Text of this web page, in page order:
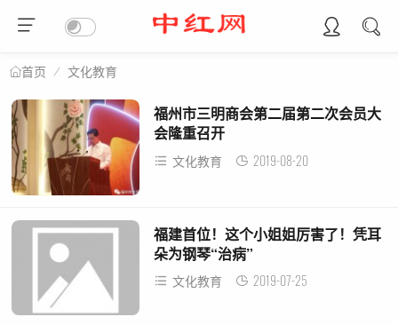
首页 文化教育
福州市三明商会第二届第二次会员大
会隆重召开
文化教育 2019-08-20
福建首位！这个小姐姐厉害了！凭耳
朵为钢琴“治病”
文化教育 2019-07-25